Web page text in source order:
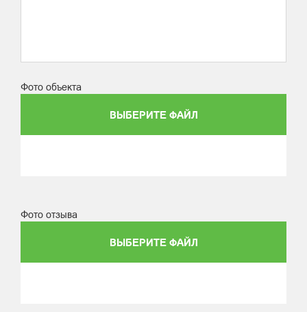
Фото объекта
ВЫБЕРИТЕ ФАЙЛ
Фото отзыва
ВЫБЕРИТЕ ФАЙЛ